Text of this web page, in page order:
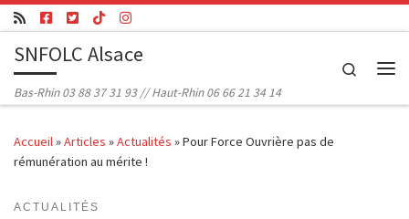
Passer au contenu
SNFOLC Alsace
Bas-Rhin 03 88 37 31 93 // Haut-Rhin 06 66 21 34 14
Search
Accueil»Articles »Actualités »Pour Force Ouvrière pas de
rémunération au mérite !
ACTUALITÉS